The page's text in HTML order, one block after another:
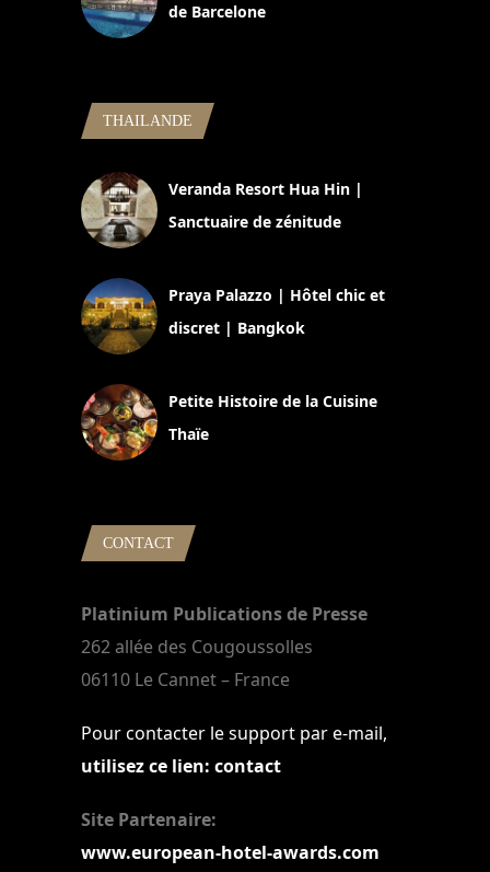
de Barcelone
THAILANDE
Veranda Resort Hua Hin |
Sanctuaire de zénitude
Praya Palazzo | Hôtel chic et
discret | Bangkok
Petite Histoire de la Cuisine
Thaïe
CONTACT
Platinium Publications de Presse
262 allée des Cougoussolles
06110 Le Cannet – France
Pour contacter le support par e-mail,
utilisez ce lien: contact
Site Partenaire:
www.european-hotel-awards.com